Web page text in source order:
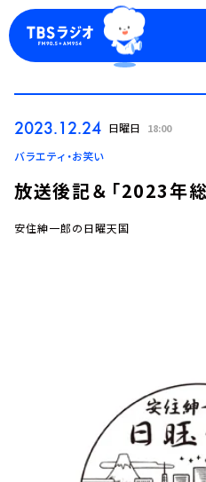
ログイン
TBS Podcast
イベント・グッズ
YouTube
会社情報
2023.12.24 日曜日 18:00
バラエティ・お笑い
放送後記＆「2023年総
安住紳一郎の日曜天国